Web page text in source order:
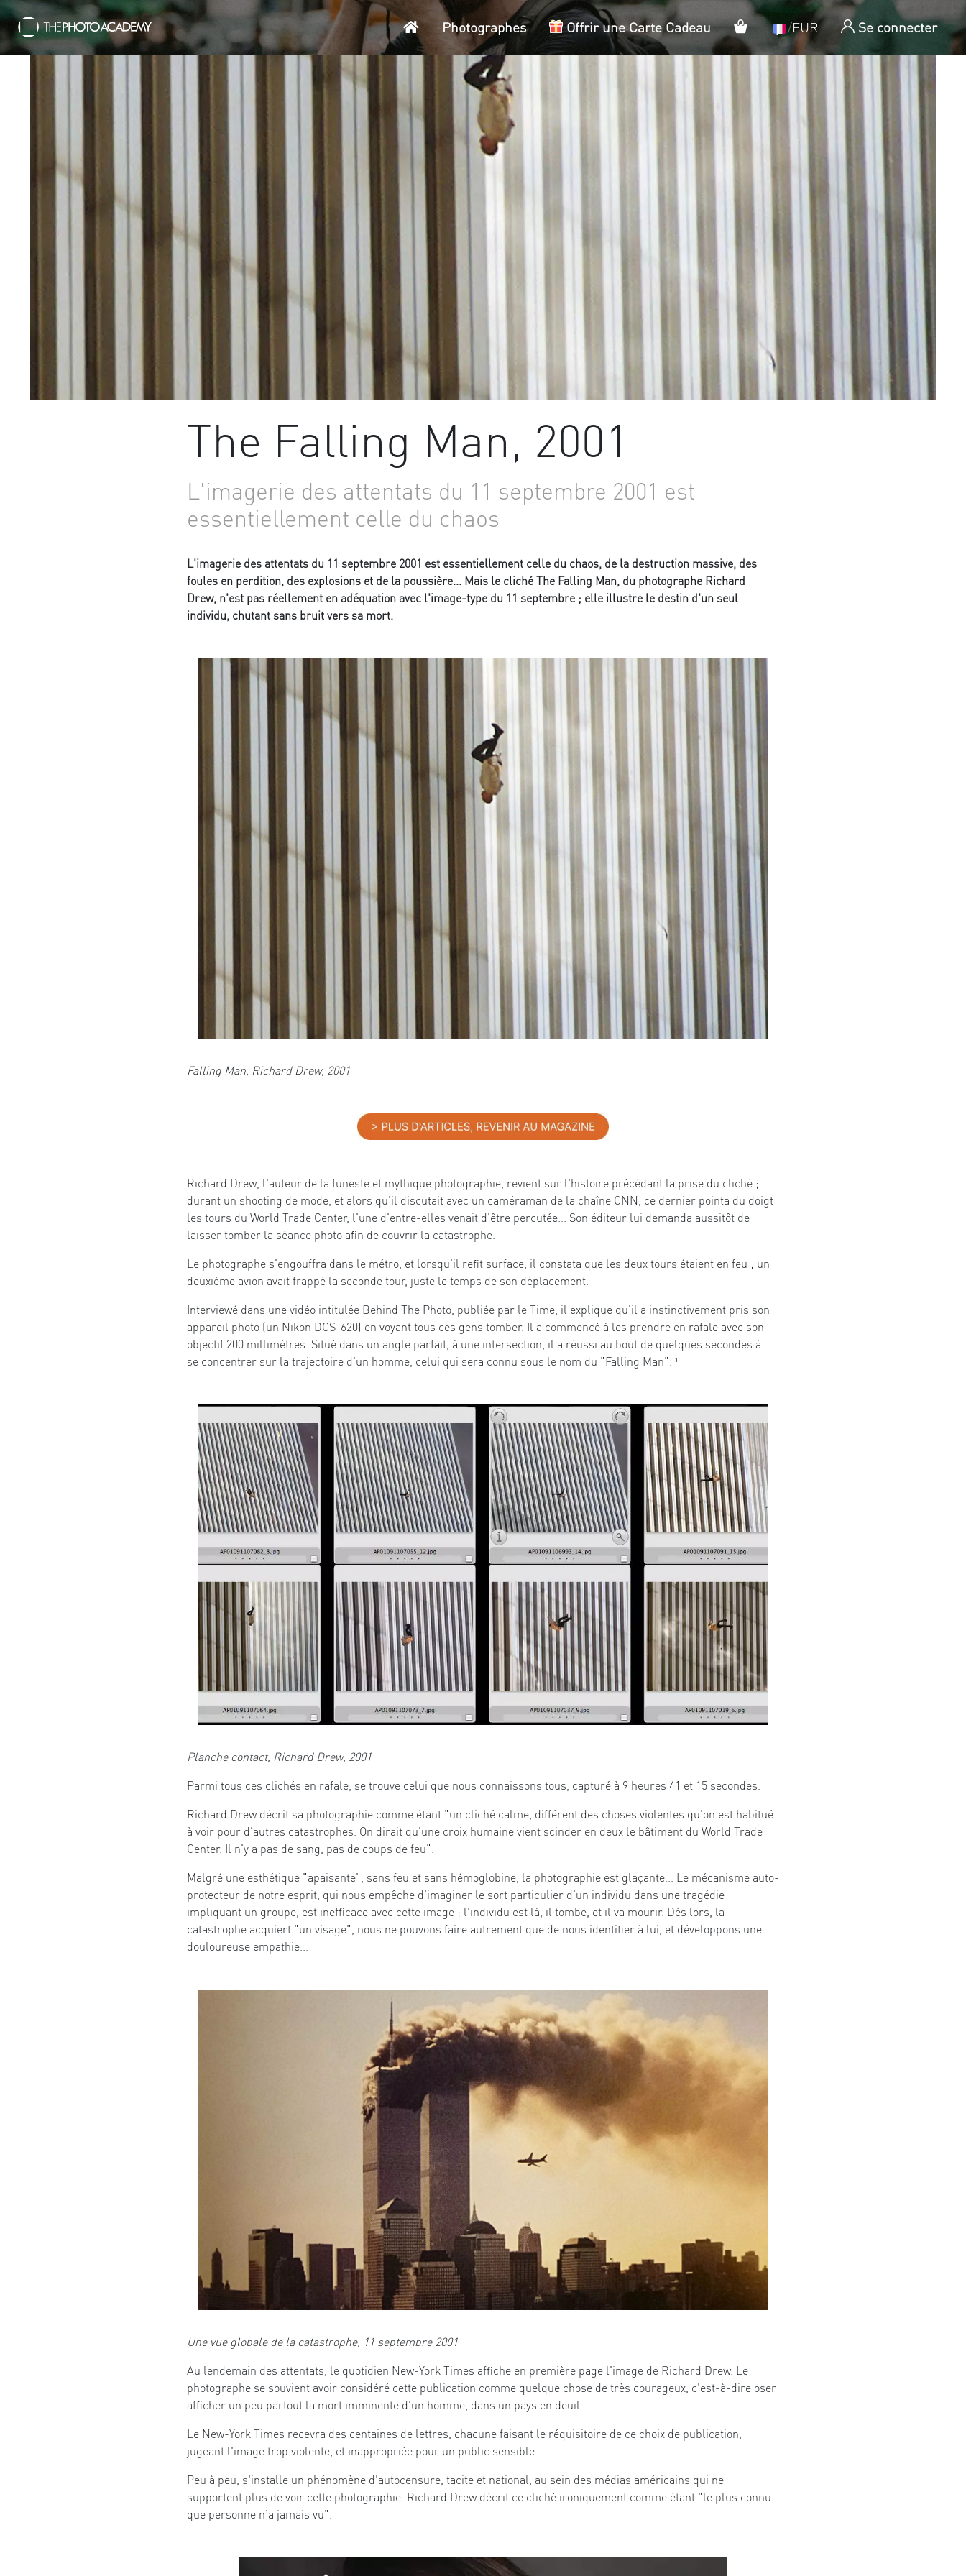
AccueilPhotographes Offrir une Carte Cadeau Panier/EUR Se connecter
The Falling Man, 2001
L'imagerie des attentats du 11 septembre 2001 est
essentiellement celle du chaos
L'imagerie des attentats du 11 septembre 2001 est essentiellement celle du chaos, de la destruction massive, des
foules en perdition, des explosions et de la poussière... Mais le cliché The Falling Man, du photographe Richard
Drew, n'est pas réellement en adéquation avec l'image-type du 11 septembre ; elle illustre le destin d'un seul
individu, chutant sans bruit vers sa mort.
Falling Man, Richard Drew, 2001
Richard Drew, l'auteur de la funeste et mythique photographie, revient sur l'histoire précédant la prise du cliché ;
durant un shooting de mode, et alors qu'il discutait avec un caméraman de la chaîne CNN, ce dernier pointa du doigt
les tours du World Trade Center, l'une d'entre-elles venait d'être percutée... Son éditeur lui demanda aussitôt de
laisser tomber la séance photo afin de couvrir la catastrophe.
Le photographe s'engouffra dans le métro, et lorsqu'il refit surface, il constata que les deux tours étaient en feu ; un
deuxième avion avait frappé la seconde tour, juste le temps de son déplacement.
Interviewé dans une vidéo intitulée Behind The Photo, publiée par le Time, il explique qu'il a instinctivement pris son
appareil photo (un Nikon DCS-620) en voyant tous ces gens tomber. Il a commencé à les prendre en rafale avec son
objectif 200 millimètres. Situé dans un angle parfait, à une intersection, il a réussi au bout de quelques secondes à
se concentrer sur la trajectoire d'un homme, celui qui sera connu sous le nom du "Falling Man". ¹
Planche contact, Richard Drew, 2001
Parmi tous ces clichés en rafale, se trouve celui que nous connaissons tous, capturé à 9 heures 41 et 15 secondes.
Richard Drew décrit sa photographie comme étant "un cliché calme, différent des choses violentes qu'on est habitué
à voir pour d'autres catastrophes. On dirait qu'une croix humaine vient scinder en deux le bâtiment du World Trade
Center. Il n'y a pas de sang, pas de coups de feu".
Malgré une esthétique "apaisante", sans feu et sans hémoglobine, la photographie est glaçante... Le mécanisme auto-
protecteur de notre esprit, qui nous empêche d'imaginer le sort particulier d'un individu dans une tragédie
impliquant un groupe, est inefficace avec cette image ; l'individu est là, il tombe, et il va mourir. Dès lors, la
catastrophe acquiert "un visage", nous ne pouvons faire autrement que de nous identifier à lui, et développons une
douloureuse empathie...
Une vue globale de la catastrophe, 11 septembre 2001
Au lendemain des attentats, le quotidien New-York Times affiche en première page l'image de Richard Drew. Le
photographe se souvient avoir considéré cette publication comme quelque chose de très courageux, c'est-à-dire oser
afficher un peu partout la mort imminente d'un homme, dans un pays en deuil.
Le New-York Times recevra des centaines de lettres, chacune faisant le réquisitoire de ce choix de publication,
jugeant l'image trop violente, et inappropriée pour un public sensible.
Peu à peu, s'installe un phénomène d'autocensure, tacite et national, au sein des médias américains qui ne
supportent plus de voir cette photographie. Richard Drew décrit ce cliché ironiquement comme étant "le plus connu
que personne n’a jamais vu".